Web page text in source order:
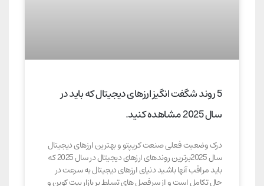
5 روند شگفت انگیز ارزهای دیجیتال که باید در
سال 2025 مشاهده کنید.
درک وضعیت فعلی صنعت کریپتو و بهترین ارزهای دیجیتال
سال 2025برترین روندهای ارزهای دیجیتال در سال 2025 که
باید مراقب آنها باشید دنیای ارزهای دیجیتال به سرعت در
حال تکامل است و از سرفصل های تسلط بر بازار بیت کوین و